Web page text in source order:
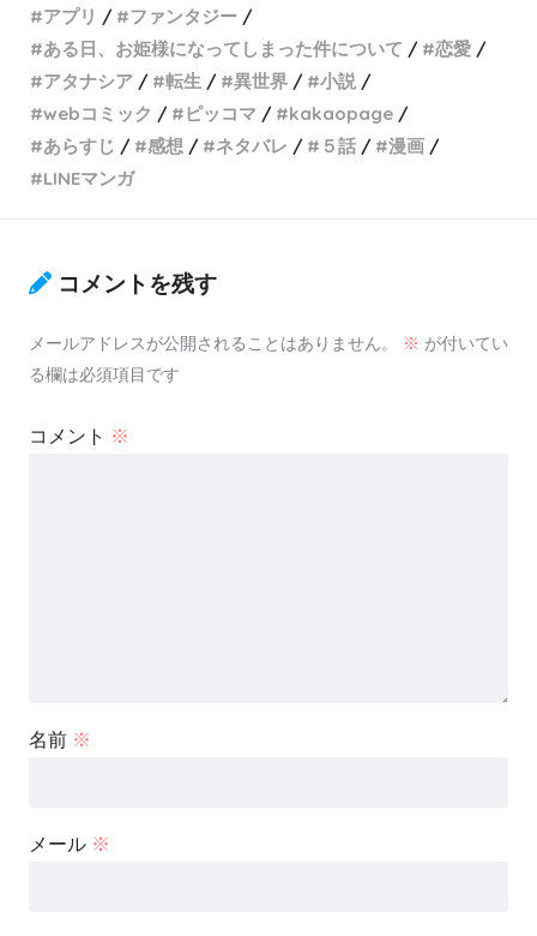
アプリ
ファンタジー
ある日、お姫様になってしまった件について
恋愛
アタナシア
転生 異世界
小説
webコミック
ピッコマ
kakaopage
あらすじ
感想 ネタバレ ５話
漫画
LINEマンガ
コメントを残す
メールアドレスが公開されることはありません。 ※ が付いてい
る欄は必須項目です
コメント ※
名前 ※
メール ※